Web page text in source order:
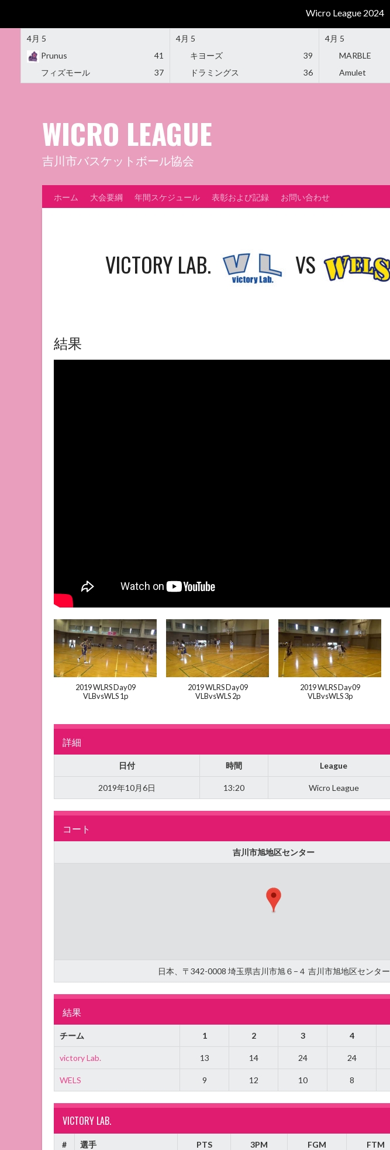
Wicro League 2024
4月 5
Prunus
41
フィズモール
37
4月 5
キヨーズ
39
ドラミングス
36
4月 5
MARBLE
Amulet
WICRO LEAGUE
吉川市バスケットボール協会
ホーム 大会要綱 年間スケジュール 表彰および記録 お問い合わせ
VICTORY LAB. VS
結果
2019 WLRS Day09
VLBvsWLS 1p
2019 WLRS Day09
VLBvsWLS 2p
2019 WLRS Day09
VLBvsWLS 3p
詳細
日付 時間 League
2019年10月6日 13:20 Wicro League
コート
吉川市旭地区センター
日本、〒342-0008 埼玉県吉川市旭６−４ 吉川市旭地区センター
結果
チーム 1 2 3 4
victory Lab. 13 14 24 24
WELS 9 12 10 8
VICTORY LAB.
# 選手 PTS 3PM FGM FTM